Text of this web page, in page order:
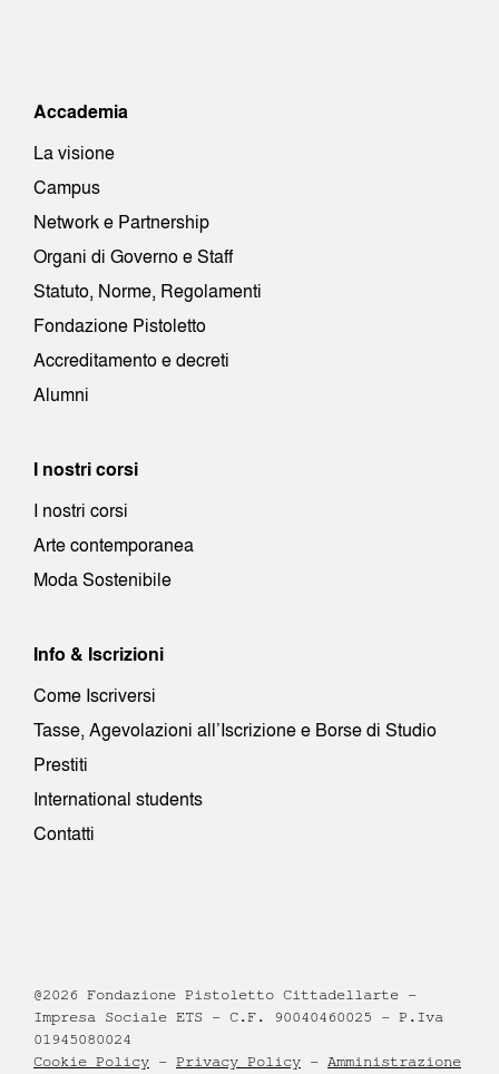
Accademia
La visione
Campus
Network e Partnership
Organi di Governo e Staff
Statuto, Norme, Regolamenti
Fondazione Pistoletto
Accreditamento e decreti
Alumni
I nostri corsi
I nostri corsi
Arte contemporanea
Moda Sostenibile
Info & Iscrizioni
Come Iscriversi
Tasse, Agevolazioni all’Iscrizione e Borse di Studio
Prestiti
International students
Contatti
@2026 Fondazione Pistoletto Cittadellarte –
Impresa Sociale ETS – C.F. 90040460025 – P.Iva
01945080024
Cookie Policy – Privacy Policy – Amministrazione